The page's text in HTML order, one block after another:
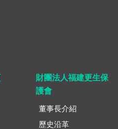
財團法人福建更生保
護會
董事長介紹
歷史沿革